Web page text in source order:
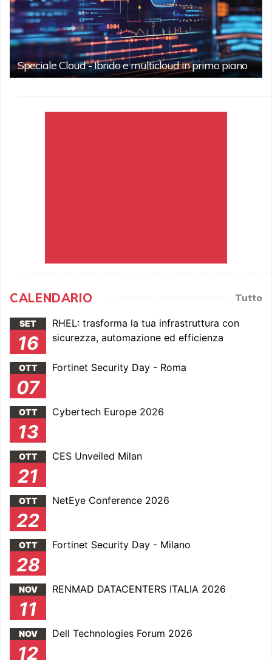
Speciale Cloud - Ibrido e multicloud in primo piano
CALENDARIO Tutto
SET
16
RHEL: trasforma la tua infrastruttura con
sicurezza, automazione ed efficienza
OTT
07
Fortinet Security Day - Roma
OTT
13
Cybertech Europe 2026
OTT
21
CES Unveiled Milan
OTT
22
NetEye Conference 2026
OTT
28
Fortinet Security Day - Milano
NOV
11
RENMAD DATACENTERS ITALIA 2026
NOV
12
Dell Technologies Forum 2026